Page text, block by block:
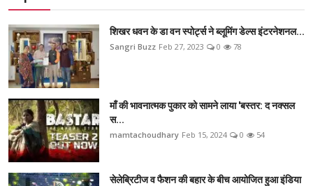
शिखर धवन के डा वन स्पोर्ट्स ने ब्लूमिंग डेल्स इंटरनेशनल...
Sangri Buzz Feb 27, 2023 0 78
माँ की भावनात्मक पुकार को सामने लाया 'बस्तर: द नक्सल
स...
mamtachoudhary Feb 15, 2024 0 54
सेलेब्रिटीज व फैशन की बहार के बीच आयोजित हुआ इंडिया